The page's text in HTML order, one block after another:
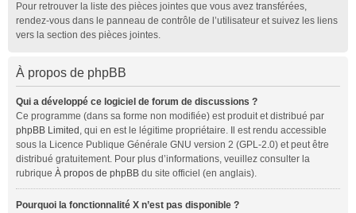
Pour retrouver la liste des pièces jointes que vous avez transférées,
rendez-vous dans le panneau de contrôle de l’utilisateur et suivez les liens
vers la section des pièces jointes.
À propos de phpBB
Qui a développé ce logiciel de forum de discussions ?
Ce programme (dans sa forme non modifiée) est produit et distribué par
phpBB Limited , qui en est le légitime propriétaire. Il est rendu accessible
sous la Licence Publique Générale GNU version 2 (GPL-2.0) et peut être
distribué gratuitement. Pour plus d’informations, veuillez consulter la
rubrique À propos de phpBB du site officiel (en anglais).
Pourquoi la fonctionnalité X n’est pas disponible ?